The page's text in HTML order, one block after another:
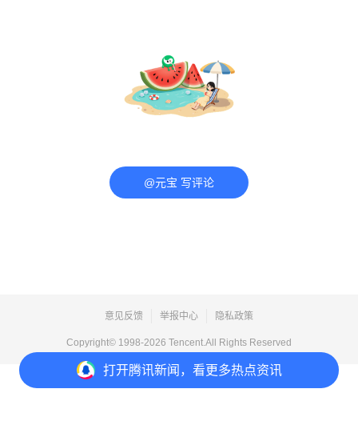
打开腾讯新闻，看更多热点资讯
@元宝 写评论
意见反馈 举报中心 隐私政策
Copyright© 1998-2026 Tencent.All Rights Reserved